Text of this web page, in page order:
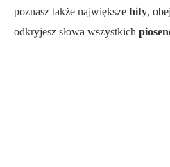
poznasz także największe hity,
odkryjesz słowa wszystkich